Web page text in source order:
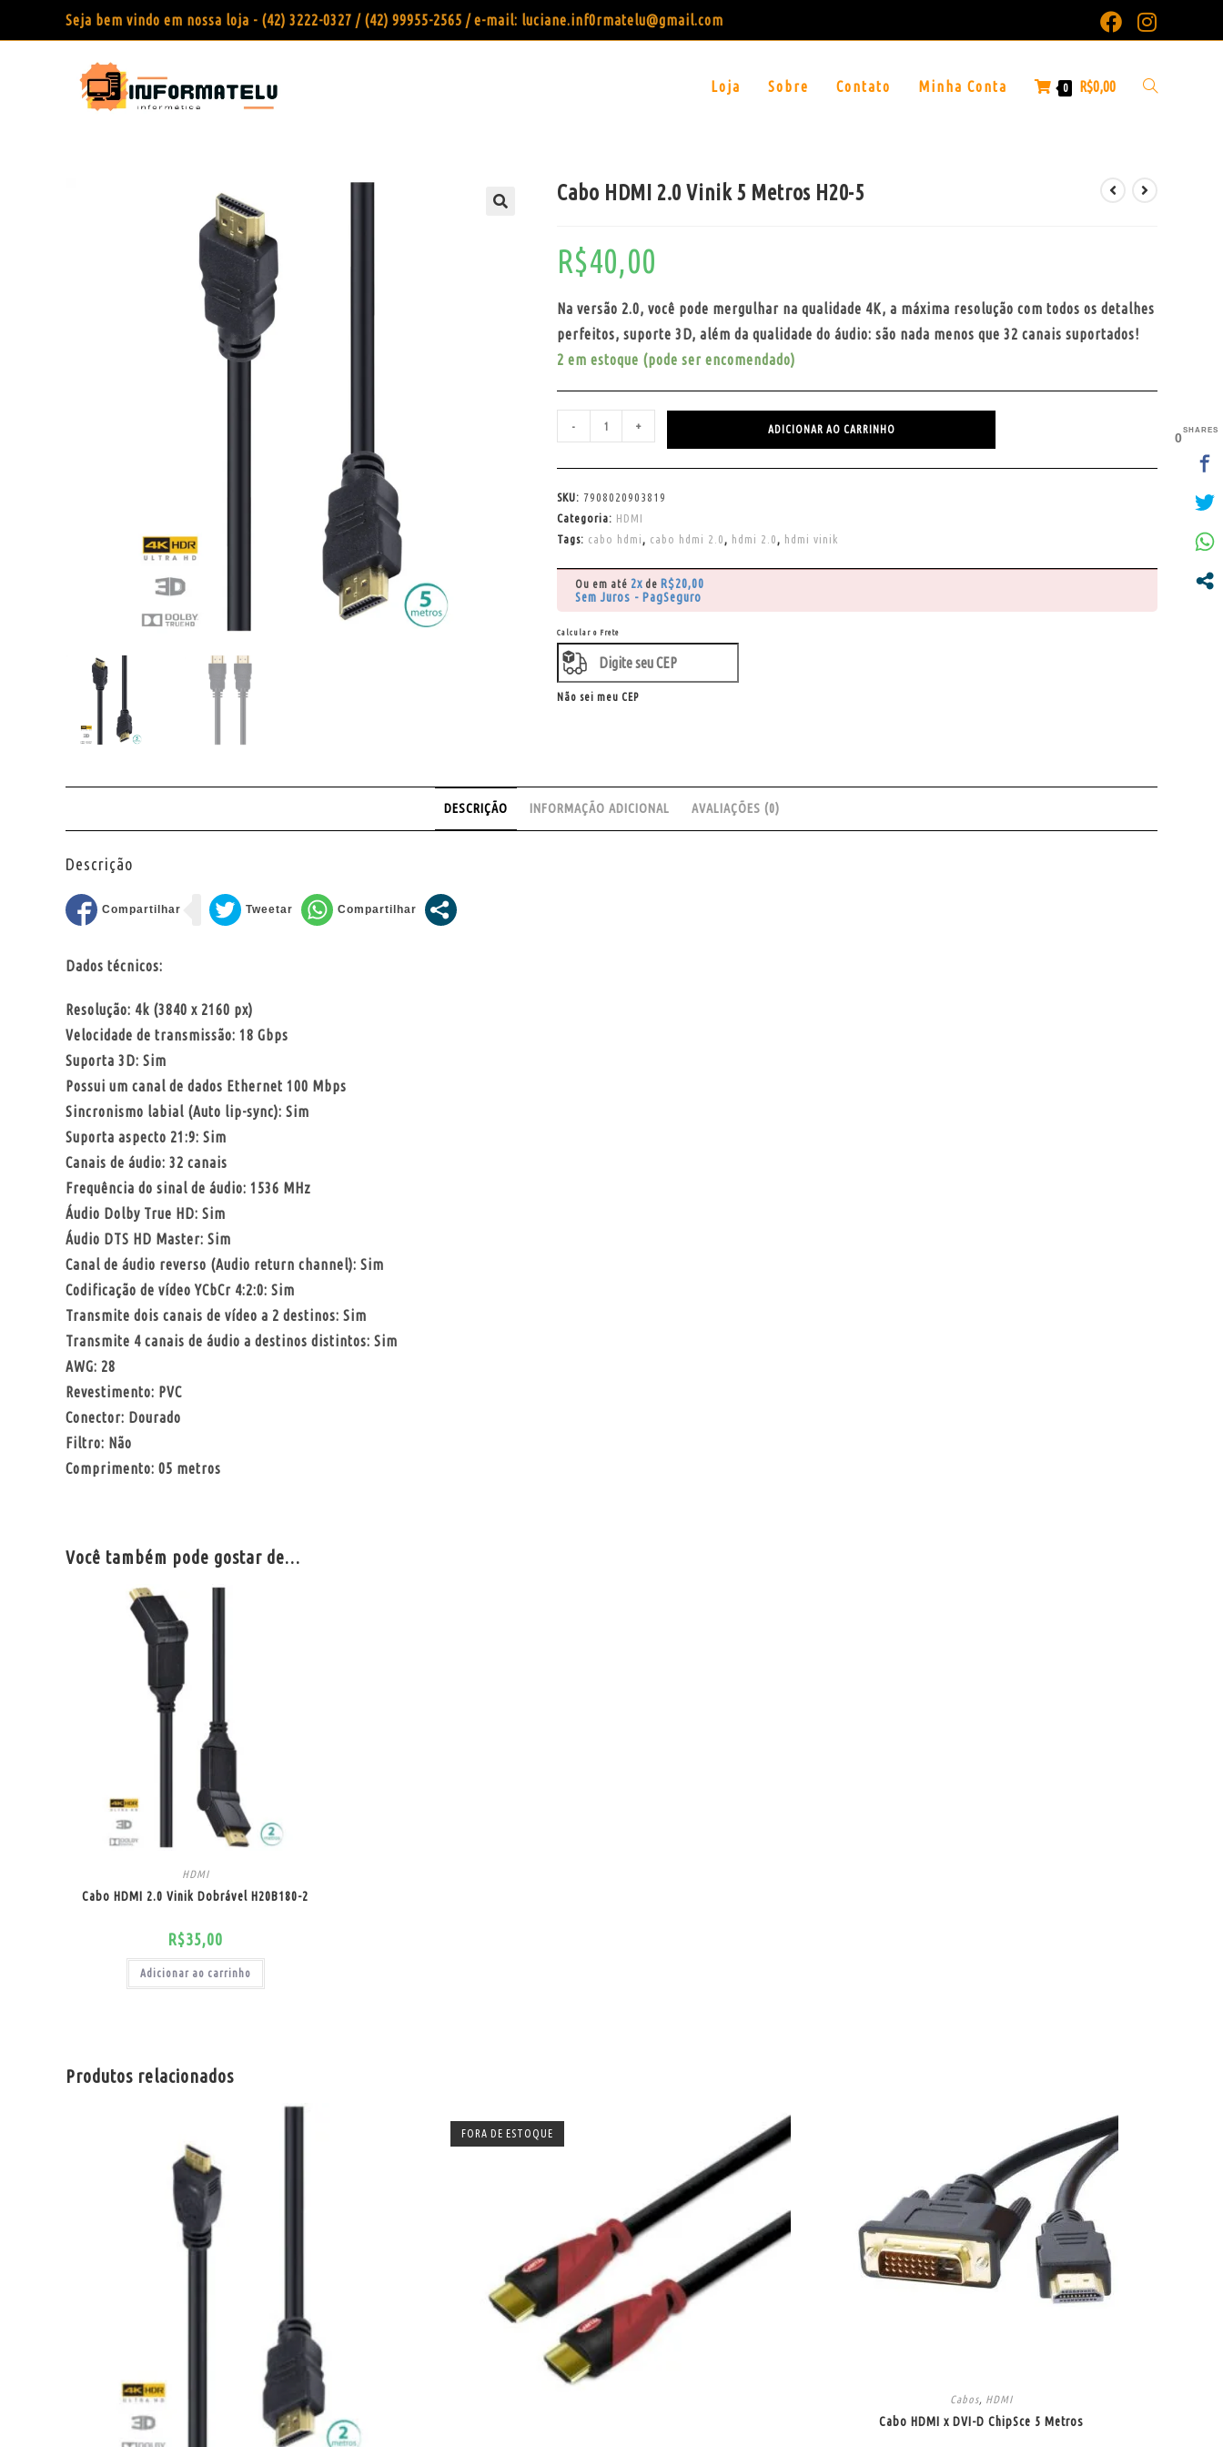
Seja bem vindo em nossa loja - (42) 3222-0327 / (42) 99955-2565 / e-mail: luciane.inf0rmatelu@gmail.com
Loja Sobre Contato Minha Conta 0 R$0,00
Cabo HDMI 2.0 Vinik 5 Metros H20-5
R$40,00
Na versão 2.0, você pode mergulhar na qualidade 4K, a máxima resolução com todos os detalhes
perfeitos, suporte 3D, além da qualidade do áudio: são nada menos que 32 canais suportados!
2 em estoque (pode ser encomendado)
- + ADICIONAR AO CARRINHO
SKU: 7908020903819
Categoria: HDMI
Tags: cabo hdmi , cabo hdmi 2.0 , hdmi 2.0 , hdmi vinik
Ou em até 2x de R$20,00
Sem Juros - PagSeguro
Calcular o Frete
Não sei meu CEP
DESCRIÇÃO INFORMAÇÃO ADICIONAL AVALIAÇÕES (0)
Descrição
Dados técnicos:
Resolução: 4k (3840 x 2160 px)
Velocidade de transmissão: 18 Gbps
Suporta 3D: Sim
Possui um canal de dados Ethernet 100 Mbps
Sincronismo labial (Auto lip-sync): Sim
Suporta aspecto 21:9: Sim
Canais de áudio: 32 canais
Frequência do sinal de áudio: 1536 MHz
Áudio Dolby True HD: Sim
Áudio DTS HD Master: Sim
Canal de áudio reverso (Audio return channel): Sim
Codificação de vídeo YCbCr 4:2:0: Sim
Transmite dois canais de vídeo a 2 destinos: Sim
Transmite 4 canais de áudio a destinos distintos: Sim
AWG: 28
Revestimento: PVC
Conector: Dourado
Filtro: Não
Comprimento: 05 metros
Você também pode gostar de…
HDMI
Cabo HDMI 2.0 Vinik Dobrável H20B180-2
R$35,00
Adicionar ao carrinho
Produtos relacionados
FORA DE ESTOQUE
Cabos, HDMI
Cabo HDMI x DVI-D ChipSce 5 Metros
0SHARES